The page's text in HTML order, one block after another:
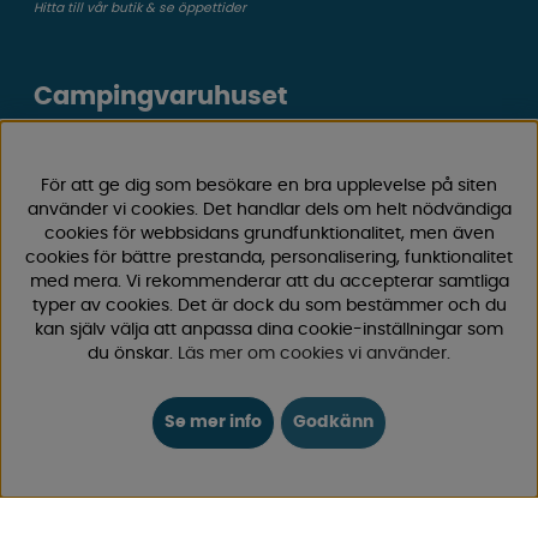
Hitta till vår butik & se öppettider
Campingvaruhuset
campingtillbehör för husvagn, husbil och van! Med över
50 års erfarenhet är vi din självklara partner för allt inom
camping och fritid.
Hos oss hittar du allt från reservdelar till smarta tillbehör
som gör din campingupplevelse smidigare och roligare.
Vi erbjuder hög kvalitet och konkurrenskraftiga priser –
både online och i vår fysiska
butik i Enköping.
Följ oss på Facebook och Instagram för inspiration,
nyheter och exklusiva erbjudanden. Campinglivet börjar
För att ge dig som besökare en bra upplevelse på siten
använder vi cookies. Det handlar dels om helt nödvändiga
cookies för webbsidans grundfunktionalitet, men även
cookies för bättre prestanda, personalisering, funktionalitet
med mera. Vi rekommenderar att du accepterar samtliga
typer av cookies. Det är dock du som bestämmer och du
kan själv välja att anpassa dina cookie-inställningar som
du önskar. Läs mer om cookies vi använder.
Se mer info Godkänn